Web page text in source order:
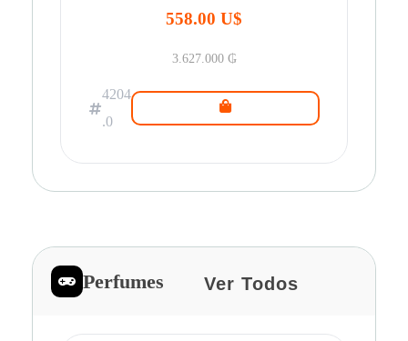
558.00 U$
3.627.000 ₲
4204
.0
Perfumes Ver Todos